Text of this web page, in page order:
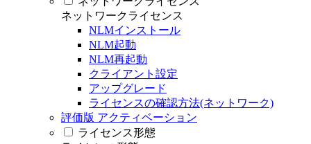
ネットワークライセンス
NLMインストール
NLM起動
NLM再起動
クライアント設定
アップグレード
ライセンスの確認方法(ネットワーク)
評価版 アクティベーション
ライセンス形態